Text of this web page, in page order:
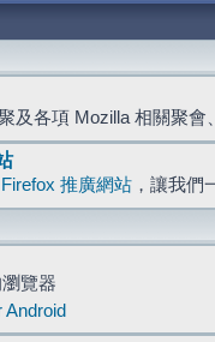
及各項 Mozilla 相關聚會
推廣網站 ，讓我們
覽器
Android